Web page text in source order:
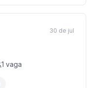
1 vaga
30 de jul